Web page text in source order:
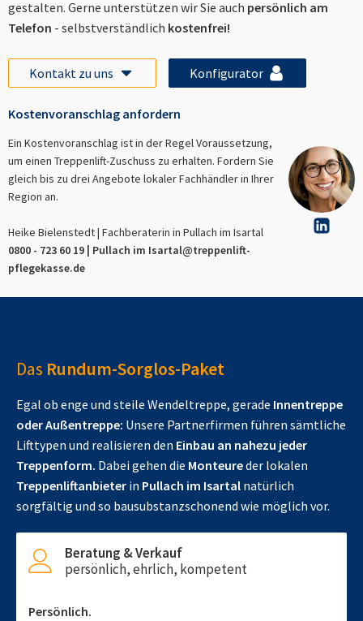
gestalten. Gerne unterstützen wir Sie auch persönlich am
Telefon - selbstverständlich kostenfrei!
Kontakt zu uns Konfigurator
Kostenvoranschlag anfordern
Ein Kostenvoranschlag ist in der Regel Voraussetzung,
um einen Treppenlift-Zuschuss zu erhalten. Fordern Sie
gleich bis zu drei Angebote lokaler Fachhändler in Ihrer
Region an.
Heike Bielenstedt | Fachberaterin in Pullach im Isartal
0800 - 723 60 19 | Pullach im Isartal@treppenlift-
pflegekasse.de
Das Rundum-Sorglos-Paket
Egal ob enge und steile Wendeltreppe, gerade Innentreppe
oder Außentreppe: Unsere Partnerfirmen führen sämtliche
Lifttypen und realisieren den Einbau an nahezu jeder
Treppenform. Dabei gehen die Monteureder lokalen
Treppenliftanbieter in Pullach im Isartal natürlich
sorgfältig und so bausubstanzschonend wie möglich vor.
Beratung & Verkauf
persönlich, ehrlich, kompetent
Persönlich.